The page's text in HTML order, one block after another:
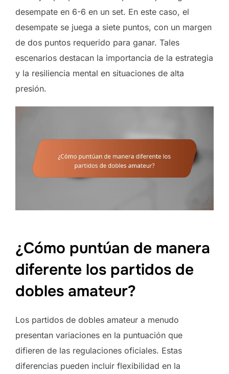
desempate en 6-6 en un set. En este caso, el
desempate se juega a siete puntos, con un margen
de dos puntos requerido para ganar. Tales
escenarios destacan la importancia de la estrategia
y la resiliencia mental en situaciones de alta
presión.
¿Cómo puntúan de manera
diferente los partidos de
dobles amateur?
Los partidos de dobles amateur a menudo
presentan variaciones en la puntuación que
difieren de las regulaciones oficiales. Estas
diferencias pueden incluir flexibilidad en la